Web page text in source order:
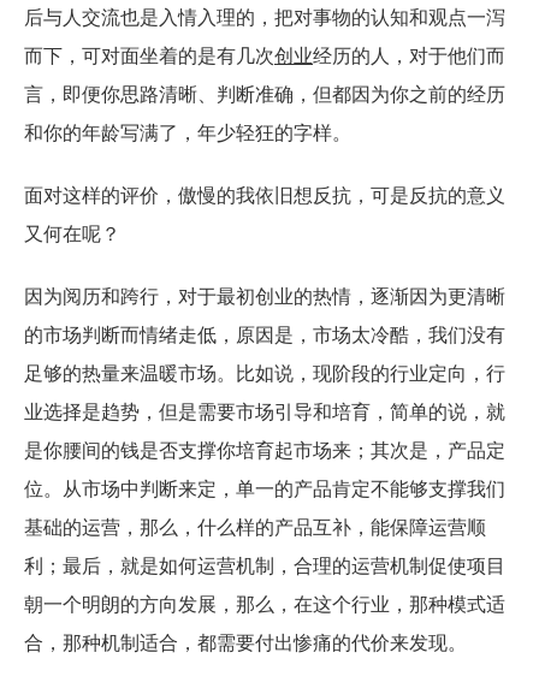
后与人交流也是入情入理的，把对事物的认知和观点一泻
而下，可对面坐着的是有几次创业经历的人，对于他们而
言，即便你思路清晰、判断准确，但都因为你之前的经历
和你的年龄写满了，年少轻狂的字样。
面对这样的评价，傲慢的我依旧想反抗，可是反抗的意义
又何在呢？
因为阅历和跨行，对于最初创业的热情，逐渐因为更清晰
的市场判断而情绪走低，原因是，市场太冷酷，我们没有
足够的热量来温暖市场。比如说，现阶段的行业定向，行
业选择是趋势，但是需要市场引导和培育，简单的说，就
是你腰间的钱是否支撑你培育起市场来；其次是，产品定
位。从市场中判断来定，单一的产品肯定不能够支撑我们
基础的运营，那么，什么样的产品互补，能保障运营顺
利；最后，就是如何运营机制，合理的运营机制促使项目
朝一个明朗的方向发展，那么，在这个行业，那种模式适
合，那种机制适合，都需要付出惨痛的代价来发现。